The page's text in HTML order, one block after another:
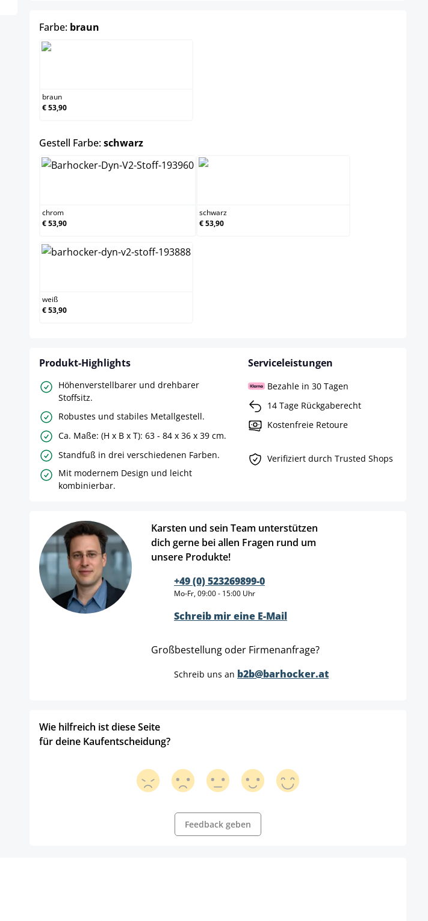
Farbe: braun
braun
€ 53,90
Gestell Farbe:schwarzauswählen
chrom
€ 53,90
schwarz
€ 53,90
weiß
€ 53,90
Produkt-Highlights
Höhenverstellbarer und drehbarer
Stoffsitz.
Robustes und stabiles Metallgestell.
Ca. Maße: (H x B x T): 63 - 84 x 36 x 39 cm.
Standfuß in drei verschiedenen Farben.
Mit modernem Design und leicht
kombinierbar.
Serviceleistungen
Bezahle in 30 Tagen
14 Tage Rückgaberecht
Kostenfreie Retoure
Verifiziert durch Trusted Shops
Karsten und sein Team unterstützen
dich gerne bei allen Fragen rund um
unsere Produkte!
+49 (0) 523269899-0
Mo-Fr, 09:00 - 15:00 Uhr
Schreib mir eine E-Mail
Großbestellung oder Firmenanfrage?
Schreib uns an b2b@barhocker.at
Wie hilfreich ist diese Seite
für deine Kaufentscheidung?
Feedback geben